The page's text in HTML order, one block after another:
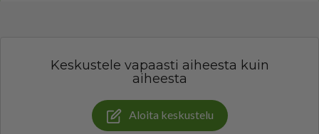
Keskustele vapaasti aiheesta kuin
aiheesta
Aloita keskustelu